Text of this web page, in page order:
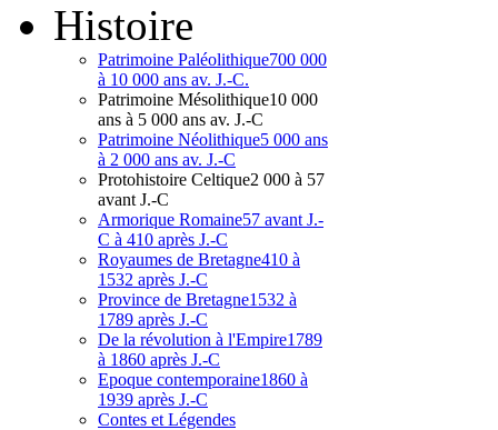
Histoire
Patrimoine Paléolithique700 000
à 10 000 ans av. J.-C.
Patrimoine Mésolithique10 000
ans à 5 000 ans av. J.-C
Patrimoine Néolithique5 000 ans
à 2 000 ans av. J.-C
Protohistoire Celtique2 000 à 57
avant J.-C
Armorique Romaine57 avant J.-
C à 410 après J.-C
Royaumes de Bretagne410 à
1532 après J.-C
Province de Bretagne1532 à
1789 après J.-C
De la révolution à l'Empire1789
à 1860 après J.-C
Epoque contemporaine1860 à
1939 après J.-C
Contes et Légendes